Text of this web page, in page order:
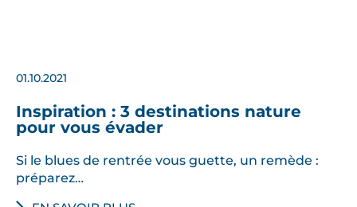
01.10.2021
Inspiration : 3 destinations nature
pour vous évader
Si le blues de rentrée vous guette, un remède :
préparez…